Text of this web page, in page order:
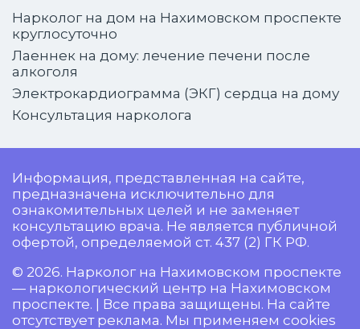
Нарколог на дом на Нахимовском проспекте
круглосуточно
Лаеннек на дому: лечение печени после
алкоголя
Электрокардиограмма (ЭКГ) сердца на дому
Консультация нарколога
Информация, представленная на сайте,
предназначена исключительно для
ознакомительных целей и не заменяет
консультацию врача. Не является публичной
офертой, определяемой ст. 437 (2) ГК РФ.
© 2026. Нарколог на Нахимовском проспекте
— наркологический центр на Нахимовском
проспекте. | Все права защищены. На сайте
отсутствует реклама. Мы применяем cookies